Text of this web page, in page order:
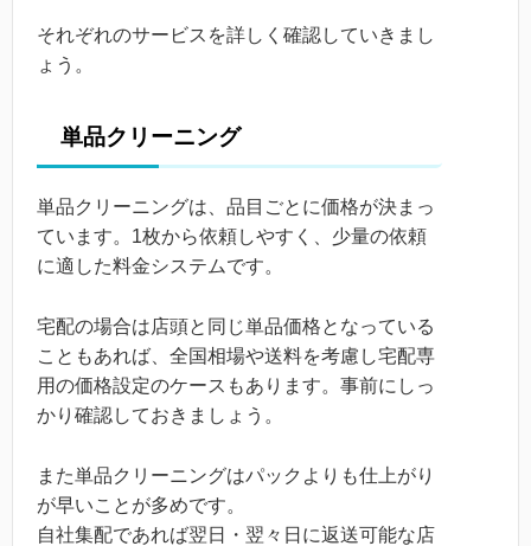
それぞれのサービスを詳しく確認していきまし
ょう。
単品クリーニング
単品クリーニングは、品目ごとに価格が決まっ
ています。1枚から依頼しやすく、少量の依頼
に適した料金システムです。
宅配の場合は店頭と同じ単品価格となっている
こともあれば、全国相場や送料を考慮し宅配専
用の価格設定のケースもあります。事前にしっ
かり確認しておきましょう。
また単品クリーニングはパックよりも仕上がり
が早いことが多めです。
自社集配であれば翌日・翌々日に返送可能な店